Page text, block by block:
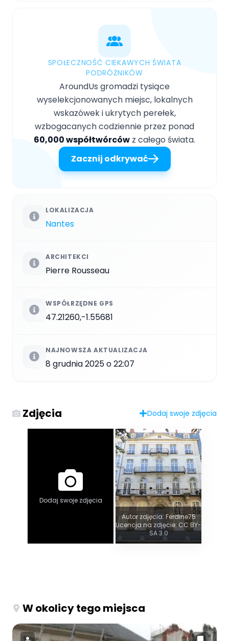
SPOŁECZNOŚĆ CIEKAWYCH ŚWIATA
PODRÓŻNIKÓW
AroundUs gromadzi tysiące
wyselekcjonowanych miejsc, lokalnych
wskazówek i ukrytych perełek,
wzbogacanych codziennie przez ponad
60,000 współtwórców z całego świata.
Zacznij odkrywać
LOKALIZACJA
Nantes
ARCHITEKCI
Pierre Rousseau
WSPÓŁRZĘDNE GPS
47.21260,-1.55681
NAJNOWSZA AKTUALIZACJA
8 grudnia 2025 o 22:07
Zdjęcia Dodaj swoje zdjęcia
Dodaj swoje zdjęcia
Autor zdjęcia: Ferdine75
Licencja na zdjęcie: CC BY-
SA 3.0
W okolicy tego miejsca